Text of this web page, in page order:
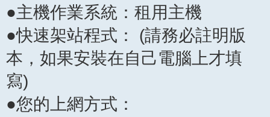
●主機作業系統：租用主機
●快速架站程式： (請務必註明版
本，如果安裝在自己電腦上才填
寫)
●您的上網方式：